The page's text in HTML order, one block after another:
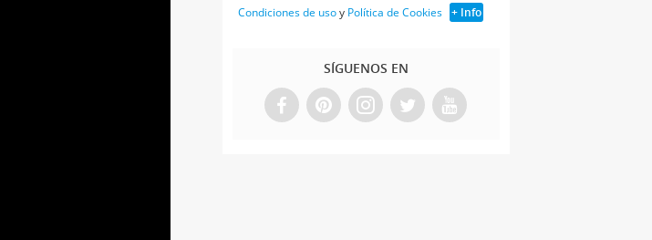
Condiciones de usoy Política de Cookies + Info
SÍGUENOS EN